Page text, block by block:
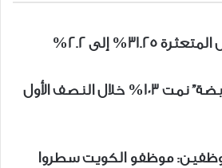
إلى 2.2%
إيرادات “راسيات القابضة” نمت 103% خلال النصف الأول
موظفو الكويت سطروا